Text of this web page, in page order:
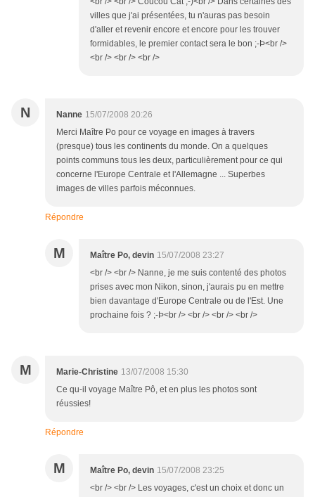
villes que j'ai présentées, tu n'auras pas besoin
d'aller et revenir encore et encore pour les trouver
formidables, le premier contact sera le bon ;-Þ<br />
<br /> <br /> <br />
N Nanne 15/07/2008 20:26
Merci Maître Po pour ce voyage en images à travers
(presque) tous les continents du monde. On a quelques
points communs tous les deux, particulièrement pour ce qui
concerne l'Europe Centrale et l'Allemagne ... Superbes
images de villes parfois méconnues.
Répondre
M Maître Po, devin 15/07/2008 23:27
<br /> <br /> Nanne, je me suis contenté des photos
prises avec mon Nikon, sinon, j'aurais pu en mettre
bien davantage d'Europe Centrale ou de l'Est. Une
prochaine fois ? ;-Þ<br /> <br /> <br /> <br />
M Marie-Christine 13/07/2008 15:30
Ce qu-il voyage Maître Pô, et en plus les photos sont
réussies!
Répondre
M Maître Po, devin 15/07/2008 23:25
<br /> <br /> Les voyages, c'est un choix et donc un